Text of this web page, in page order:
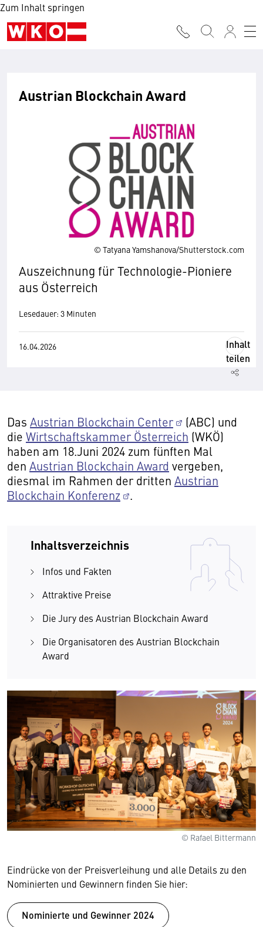
Zum Inhalt springen
© Tatyana Yamshanova/Shutterstock.com
Austrian Blockchain Award
Auszeichnung für Technologie-Pioniere
aus Österreich
Lesedauer: 3 Minuten
16.04.2026
Inhalt
teilen
Das Austrian Blockchain Center
(ABC) und
die Wirtschaftskammer Österreich (WKÖ)
haben am 18.Juni 2024 zum fünften Mal
den Austrian Blockchain Award vergeben,
diesmal im Rahmen der dritten Austrian
Blockchain Konferenz
.
Inhaltsverzeichnis
Infos und Fakten
Attraktive Preise
Die Jury des Austrian Blockchain Award
Die Organisatoren des Austrian Blockchain
Award
© Rafael Bittermann
Eindrücke von der Preisverleihung und alle Details zu den
Nominierten und Gewinnern finden Sie hier:
Nominierte und Gewinner 2024